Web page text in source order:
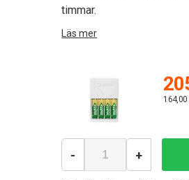
timmar.
Läs mer
- +